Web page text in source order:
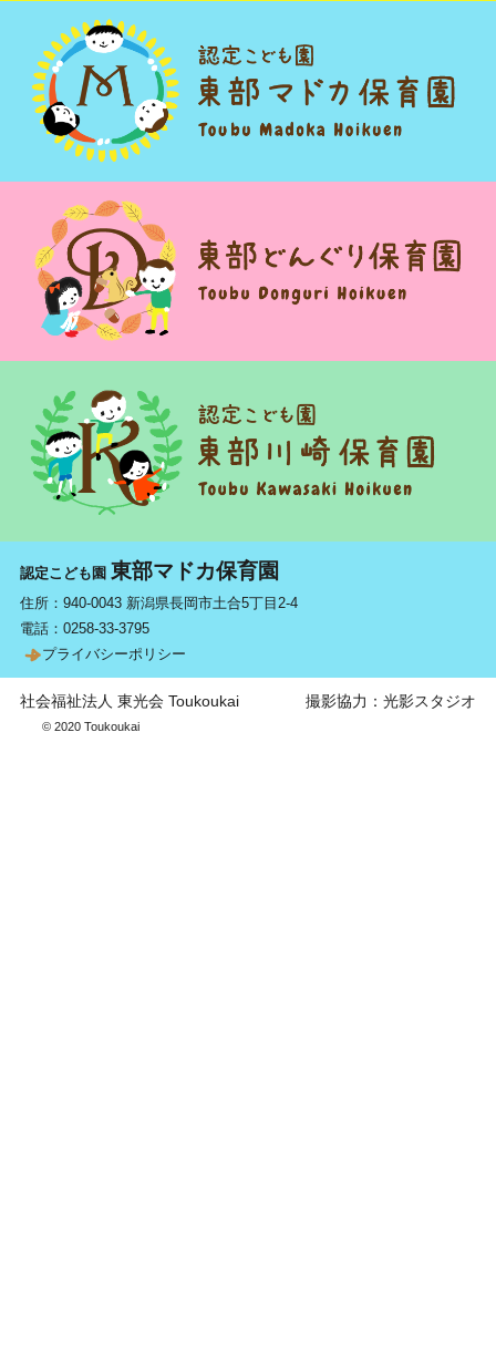
認定こども園 東部マドカ保育園
住所：940-0043 新潟県長岡市土合5丁目2-4
電話： 0258-33-3795
プライバシーポリシー
社会福祉法人 東光会 Toukoukai 撮影協力：光影スタジオ
© 2020 Toukoukai